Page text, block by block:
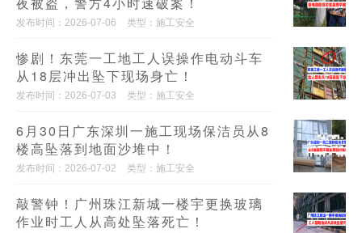
发布时间：2026-07-06 类型：施工安全
惨剧！东莞一工地工人误操作电动斗车
从18层冲出坠下现场身亡！
发布时间：2026-07-03 类型：施工安全
6月30日广东深圳一施工现场保洁员从8
楼高坠落到地面沙堆中！
发布时间：2026-07-02 类型：施工安全
敲警钟！广州珠江新城一楼宇更换玻璃
作业时工人从高处坠落死亡！